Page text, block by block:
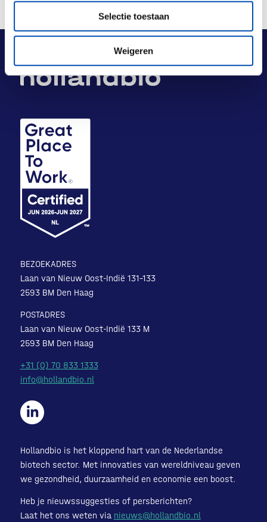
Selectie toestaan
Weigeren
BEZOEKADRES
Laan van Nieuw Oost-Indië 131-133
2593 BM Den Haag
POSTADRES
Laan van Nieuw Oost-Indië 133 M
2593 BM Den Haag
+31 (0) 70 833 1333
info@hollandbio.nl
Hollandbio is het kloppend hart van de Nederlandse
biotech sector. Met innovaties van wereldniveau geven
we gezondheid, duurzaamheid en economie een boost.
Heb je nieuwssuggesties of persberichten?
Laat het ons weten via nieuws@hollandbio.nl